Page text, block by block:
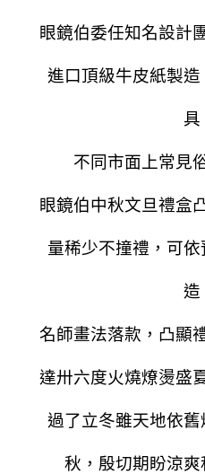
眼鏡伯委任知名設計
進口頂級牛皮紙製
具
不同市面上常見
眼鏡伯中秋文旦禮盒
量稀少不撞禮，可
造
名師畫法落款，凸顯
達卅六度火燒燎燙盛
過了立冬雖天地依
秋，殷切期盼涼爽